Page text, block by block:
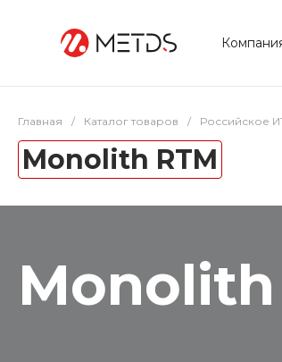
Главная / Каталог товаров / Российское
Monolith RTM
Monolith